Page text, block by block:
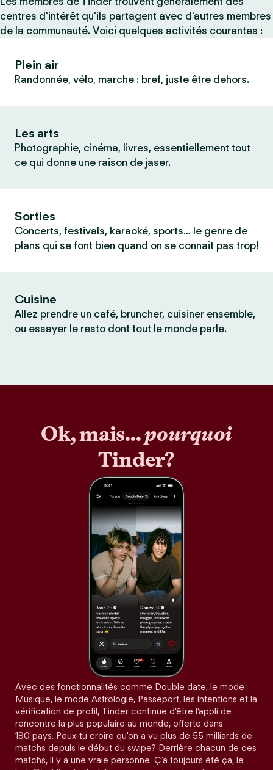
centres d'intérêt qu'ils partagent avec d'autres membres
de la communauté. Voici quelques activités courantes :
Plein air
Randonnée, vélo, marche : bref, juste être dehors.
Les arts
Photographie, cinéma, livres, essentiellement tout
ce qui donne une raison de jaser.
Sorties
Concerts, festivals, karaoké, sports… le genre de
plans qui se font bien quand on se connait pas trop!
Cuisine
Allez prendre un café, bruncher, cuisiner ensemble,
ou essayer le resto dont tout le monde parle.
Ok, mais...pourquoi
Tinder?
Avec des fonctionnalités comme Double date, le mode
Musique, le mode Astrologie, Passeport, les intentions et la
vérification de profil, Tinder continue d’être l’appli de
rencontre la plus populaire au monde, offerte dans
190 pays. Peux-tu croire qu'on a vu plus de 55 milliards de
matchs depuis le début du swipe? Derrière chacun de ces
matchs, il y a une vraie personne. Ç’a toujours été ça, le